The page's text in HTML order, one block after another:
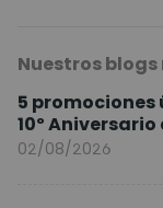
Nuestros
5 promociones
10º Aniversario
02/08/2026